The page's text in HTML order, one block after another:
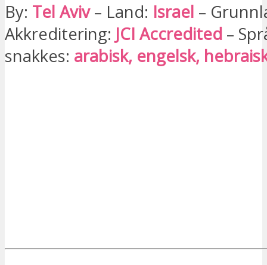
By: Tel Aviv– Land: Israel –
Akkreditering: JCI Accredited –
snakkes: arabisk, engelsk,